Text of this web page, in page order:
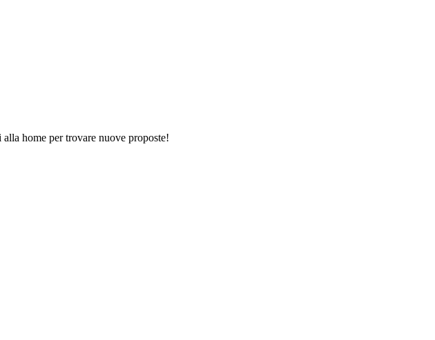
home per trovare nuove proposte!